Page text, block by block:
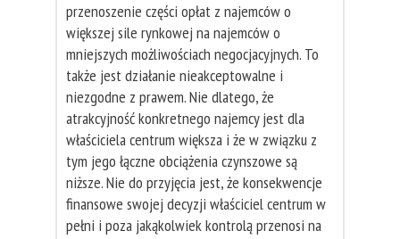
przenoszenie części opłat z najemców o
większej sile rynkowej na najemców o
mniejszych możliwościach negocjacyjnych. To
także jest działanie nieakceptowalne i
niezgodne z prawem. Nie dlatego, że
atrakcyjność konkretnego najemcy jest dla
właściciela centrum większa i że w związku z
tym jego łączne obciążenia czynszowe są
niższe. Nie do przyjęcia jest, że konsekwencje
finansowe swojej decyzji właściciel centrum w
pełni i poza jakąkolwiek kontrolą przenosi na